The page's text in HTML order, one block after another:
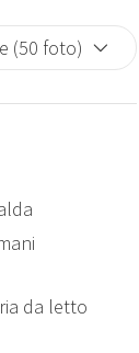
Wifi. L'aria
anche un
per 20 persone,
soggiorno con
(50 foto)
da letto